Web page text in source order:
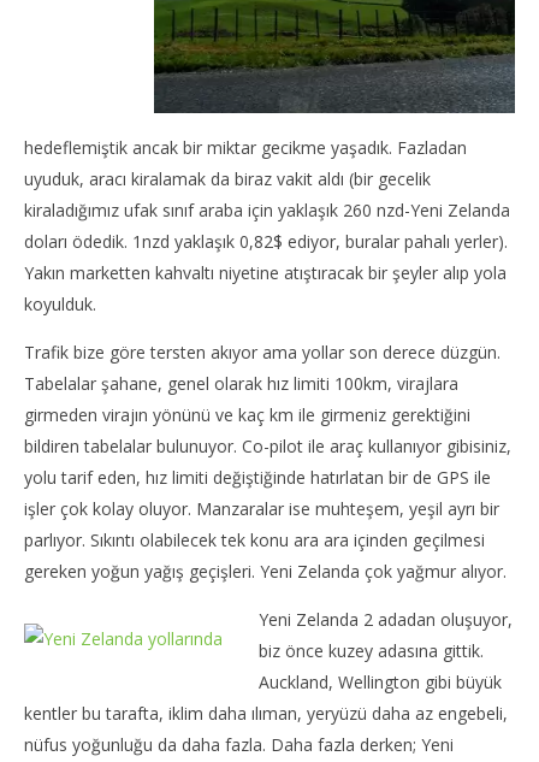
NOW VIEWING
Avustralya – Yeni Zelanda; Waitomo Mağaraları
Aralık
2013
TheGutan
hedeflemiştik ancak bir miktar gecikme yaşadık. Fazladan
uyuduk, aracı kiralamak da biraz vakit aldı (bir gecelik
kiraladığımız ufak sınıf araba için yaklaşık 260 nzd-Yeni Zelanda
doları ödedik. 1nzd yaklaşık 0,82$ ediyor, buralar pahalı yerler).
Yakın marketten kahvaltı niyetine atıştıracak bir şeyler alıp yola
koyulduk.
Trafik bize göre tersten akıyor ama yollar son derece düzgün.
Tabelalar şahane, genel olarak hız limiti 100km, virajlara
girmeden virajın yönünü ve kaç km ile girmeniz gerektiğini
bildiren tabelalar bulunuyor. Co-pilot ile araç kullanıyor gibisiniz,
yolu tarif eden, hız limiti değiştiğinde hatırlatan bir de GPS ile
işler çok kolay oluyor. Manzaralar ise muhteşem, yeşil ayrı bir
parlıyor. Sıkıntı olabilecek tek konu ara ara içinden geçilmesi
gereken yoğun yağış geçişleri. Yeni Zelanda çok yağmur alıyor.
Yeni Zelanda 2 adadan oluşuyor,
biz önce kuzey adasına gittik.
Auckland, Wellington gibi büyük
kentler bu tarafta, iklim daha ılıman, yeryüzü daha az engebeli,
nüfus yoğunluğu da daha fazla. Daha fazla derken; Yeni